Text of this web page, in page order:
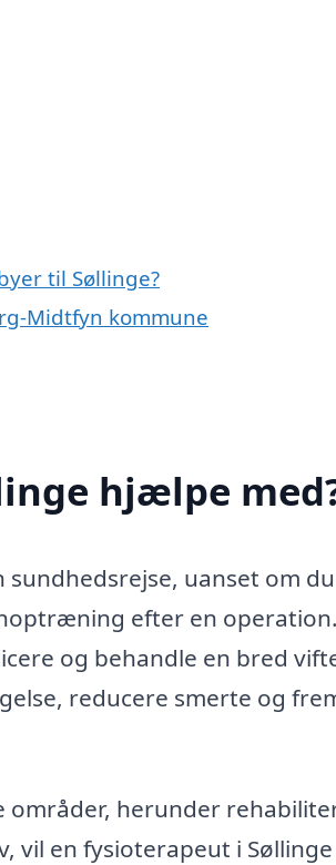
til Søllinge?
Midtfyn kommune
hjælpe
sundhedsrejse, uanset om
efter en operation.
og behandle en bred
reducere smerte og
områder, herunder
vil en fysioterapeut i Søllinge